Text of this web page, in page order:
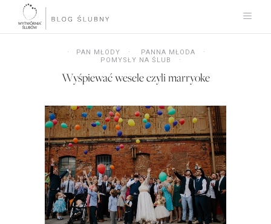
PAN MŁODY
PANNA MŁODA
POMYSŁY NA ŚLUB
Wyśpiewać wesele czyli marryoke